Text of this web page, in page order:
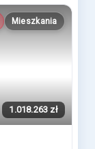
Mieszkania
1.018.263 zł